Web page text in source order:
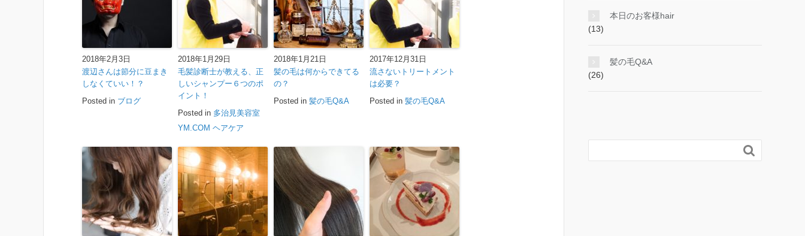
2018年2月3日
渡辺さんは節分に豆まき
しなくていい！？
Posted in ブログ
2018年1月29日
毛髪診断士が教える、正
しいシャンプー６つのポ
イント！
Posted in 多治見美容室
YM.COM ヘアケア
2018年1月21日
髪の毛は何からできてる
の？
Posted in 髪の毛Q&A
2017年12月31日
流さないトリートメント
は必要？
Posted in 髪の毛Q&A
本日のお客様hair
(13)
髪の毛Q&A
(26)
